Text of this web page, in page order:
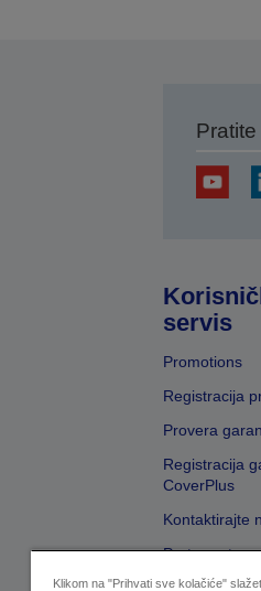
servis
Promotions
Registracija
Provera
Registracija
CoverPlus
Kontaktirajte
Pretraga
Klikom na "Prihvati sve kolačiće"